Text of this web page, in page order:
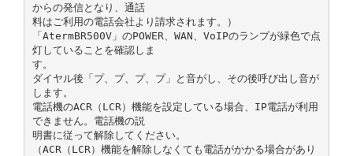
からの発信となり、通話
料はご利用の電話会社より請求されます。）
「AtermBR500V」のPOWER、WAN、VoIPのランプが緑色で点
灯していることを確認しま
す。
ダイヤル後「プ、プ、プ、プ」と音がし、その後呼び出し音が
します。
電話機のACR（LCR）機能を設定している場合、IP電話が利用
できません。電話機の説
明書に従って解除してください。
（ACR（LCR）機能を解除しなくても電話がかかる場合があり